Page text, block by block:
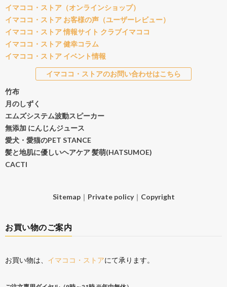
イマココ・ストア（オンラインショップ）
イマココ・ストア お客様の声（ユーザーレビュー）
イマココ・ストア 情報サイト クラブイマココ
イマココ・ストア 健幸コラム
イマココ・ストア イベント情報
イマココ・ストアのお問い合わせはこちら
竹布
月のしずく
エムズシステム波動スピーカー
無添加 にんじんジュース
愛犬・愛猫のPET STANCE
髪と地肌に優しいヘアケア 髪萌(HATSUMOE)
CACTI
Sitemap｜ Private policy｜ Copyright
お買い物のご案内
お買い物は、 イマココ・ストアにて承ります。